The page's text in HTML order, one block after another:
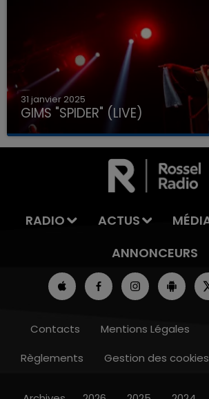
31 janvier 2025
GIMS "SPIDER" (LIVE)
RADIO ACTUS
ANNONCEURS
Contacts Mentions Légales
Règlements
Gestion des cookies